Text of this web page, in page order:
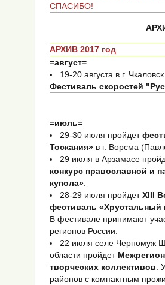
СПАСИБО!
АРХИВ 2017 год
=август=
19-20 августа в г.
Фестиваль скоростей
=июль=
29-30 июля пройдет
Тоскания» в г. Ворсма
29 июля в Арзамасе
конкурс православной и
купола»
28-29 июля пройдетXIII
фестиваль «Хрустальный
В фестивале принимают
регионов России.
22 июля селе Черномуж
области пройдет
творческих коллективов .
районов с компактным